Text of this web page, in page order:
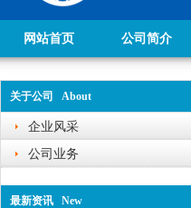
网站首页 公司简介
关于公司 About
企业风采
公司业务
最新资讯 New